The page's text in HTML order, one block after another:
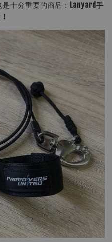
十分重要的商品： Lanyard手